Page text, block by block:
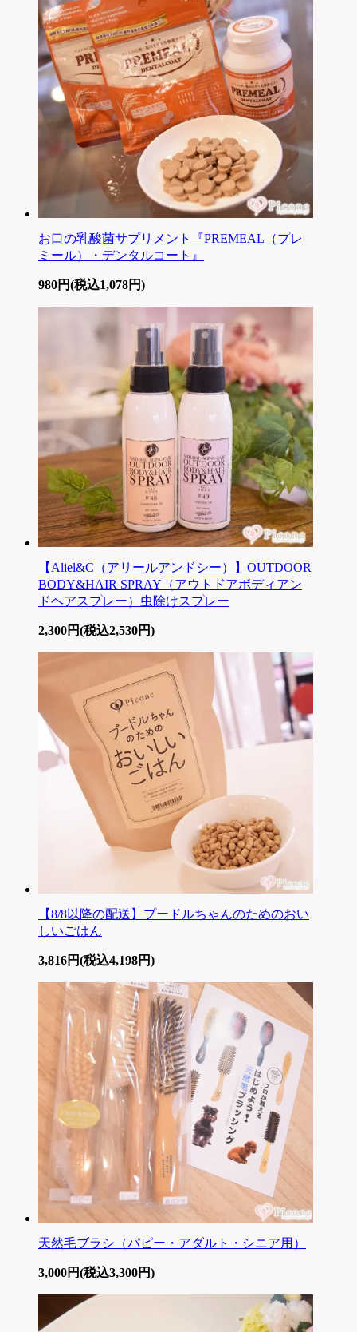
お口の乳酸菌サプリメント『PREMEAL（プレ
ミール）・デンタルコート』
980円(税込1,078円)
【Aliel&C（アリールアンドシー）】OUTDOOR
BODY&HAIR SPRAY（アウトドアボディアン
ドヘアスプレー）虫除けスプレー
2,300円(税込2,530円)
【8/8以降の配送】プードルちゃんのためのおい
しいごはん
3,816円(税込4,198円)
天然毛ブラシ（パピー・アダルト・シニア用）
3,000円(税込3,300円)